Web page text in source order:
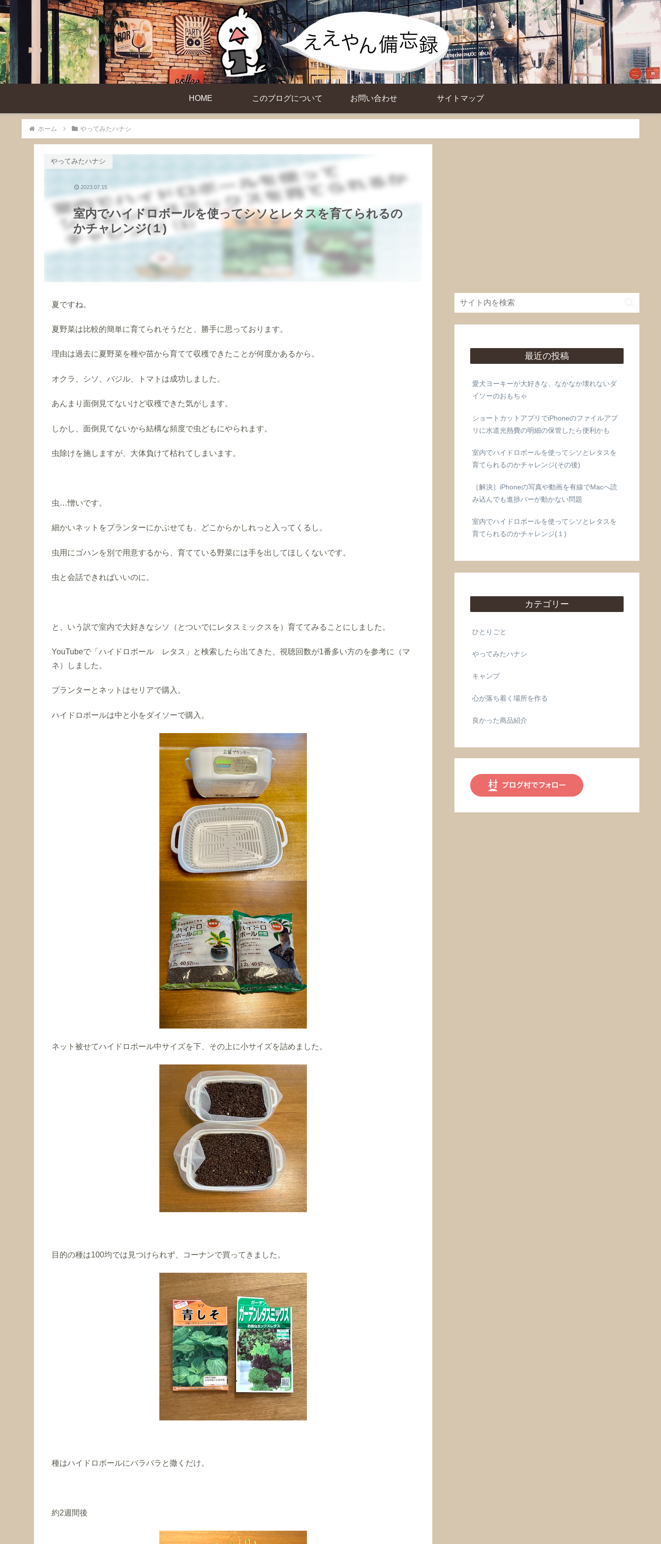
HOME このブログについて お問い合わせ サイトマップ
ホーム やってみたハナシ
室内でハイドロボールを使ってシソとレタスを育てられるの
かチャレンジ(１)
やってみたハナシ
2023.07.15
夏ですね。
夏野菜は比較的簡単に育てられそうだと、勝手に思っております。
理由は過去に夏野菜を種や苗から育てて収穫できたことが何度かあるから。
オクラ、シソ、バジル、トマトは成功しました。
あんまり面倒見てないけど収穫できた気がします。
しかし、面倒見てないから結構な頻度で虫どもにやられます。
虫除けを施しますが、大体負けて枯れてしまいます。
虫…憎いです。
細かいネットをプランターにかぶせても、どこからかしれっと入ってくるし。
虫用にゴハンを別で用意するから、育てている野菜には手を出してほしくないです。
虫と会話できればいいのに。
と、いう訳で室内で大好きなシソ（とついでにレタスミックスを）育ててみることにしました。
YouTubeで「ハイドロボール レタス」と検索したら出てきた、視聴回数が1番多い方のを参考に（マ
ネ）しました。
プランターとネットはセリアで購入。
ハイドロボールは中と小をダイソーで購入。
ネット被せてハイドロボール中サイズを下、その上に小サイズを詰めました。
目的の種は100均では見つけられず、コーナンで買ってきました。
種はハイドロボールにバラバラと撒くだけ。
約2週間後
最近の投稿
愛犬ヨーキーが大好きな、なかなか壊れないダ
イソーのおもちゃ
ショートカットアプリでiPhoneのファイルアプ
リに水道光熱費の明細の保管したら便利かも
室内でハイドロボールを使ってシソとレタスを
育てられるのかチャレンジ(その後)
［解決］iPhoneの写真や動画を有線でMacへ読
み込んでも進捗バーが動かない問題
室内でハイドロボールを使ってシソとレタスを
育てられるのかチャレンジ(１)
カテゴリー
ひとりごと
やってみたハナシ
キャンプ
心が落ち着く場所を作る
良かった商品紹介